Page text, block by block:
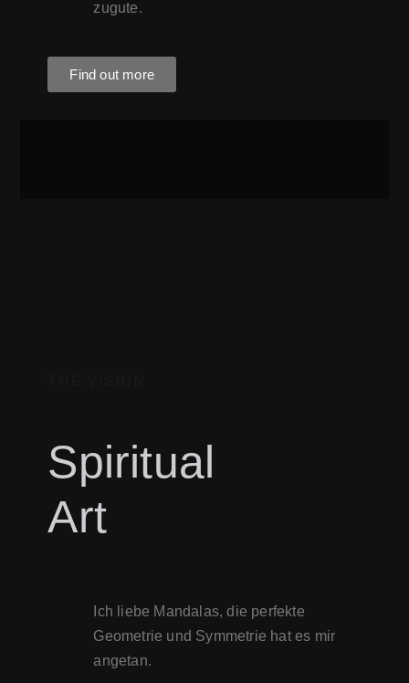
zugute.
Find out more
Spiritual
Art
Ich liebe Mandalas, die perfekte
Geometrie und Symmetrie hat es mir
angetan.